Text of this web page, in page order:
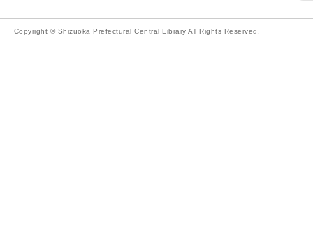
Copyright © Shizuoka Prefectural Central Library All Rights Reserved.